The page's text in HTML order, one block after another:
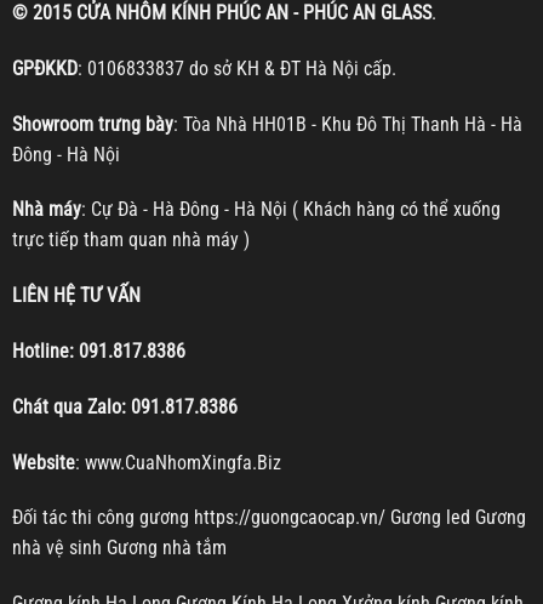
© 2015 CỬA NHÔM KÍNH PHÚC AN - PHÚC AN GLASS.
GPĐKKD: 0106833837 do sở KH & ĐT Hà Nội cấp.
Showroom trưng bày: Tòa Nhà HH01B - Khu Đô Thị Thanh Hà - Hà
Đông - Hà Nội
Nhà máy: Cự Đà - Hà Đông - Hà Nội ( Khách hàng có thể xuống
trực tiếp tham quan nhà máy )
LIÊN HỆ TƯ VẤN
Hotline: 091.817.8386
Chát qua Zalo: 091.817.8386
Website: www.CuaNhomXingfa.Biz
Đối tác thi công gương https://guongcaocap.vn/ Gương led Gương
nhà vệ sinh Gương nhà tắm